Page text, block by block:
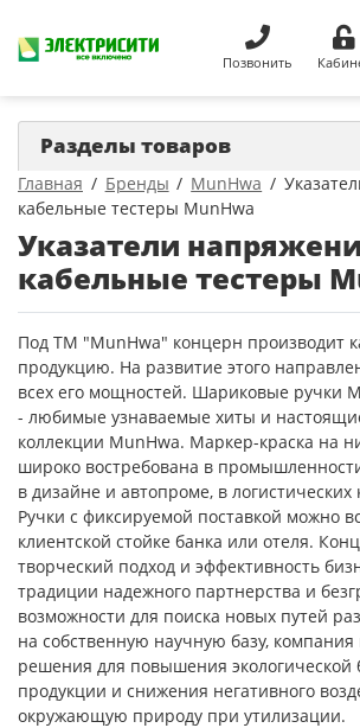
Позвонить
Главная Бренды MunHwa
кабельные тестеры MunHwa
Указатели
кабельные тестеры
Под ТМ "MunHwa" концерн производит
продукцию. На развитие этого
всех его мощностей. Шариковые ручки
- любимые узнаваемые хиты и
коллекции MunHwa. Маркер-краска на
широко востребована в
в дизайне и автопроме, в логистических
Ручки с фиксируемой поставкой можно
клиентской стойке банка или отеля.
творческий подход и эффективность
традиции надежного партнерства и
возможности для поиска новых путей
на собственную научную базу,
решения для повышения экологической
продукции и снижения негативного
окружающую природу при утилизации.
Разделы товаров